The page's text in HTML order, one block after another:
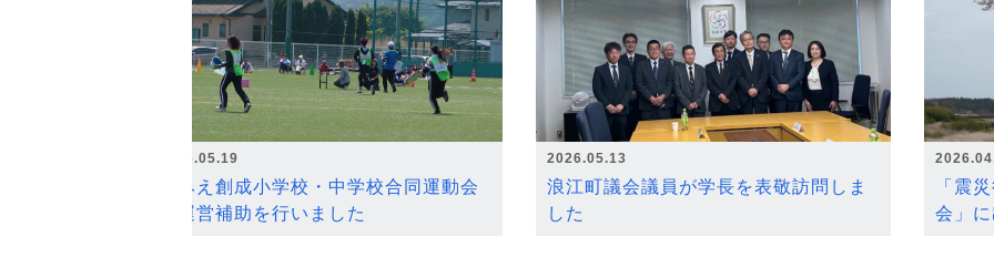
2026.05.19
なみえ創成小学校・中学校合同運動会
の運営補助を行いました
2026.05.13
浪江町議会議員が学長を表敬訪問しま
した
「震
会」